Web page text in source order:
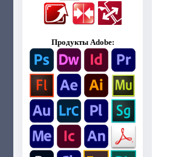
Продукты Adobe: